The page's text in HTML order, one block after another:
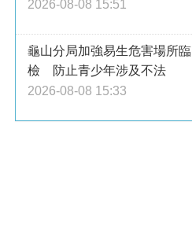
2026-08-08 15:51
龜山分局加強易生危害場所臨
檢 防止青少年涉及不法
2026-08-08 15:33